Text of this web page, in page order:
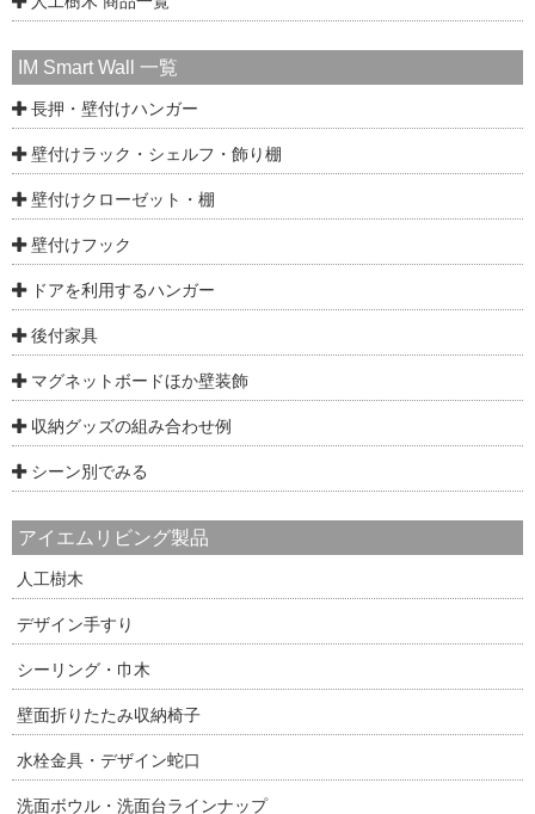
IM Smart Wall 一覧
長押・壁付けハンガー
壁付けラック・シェルフ・飾り棚
壁付けクローゼット・棚
壁付けフック
ドアを利用するハンガー
後付家具
マグネットボードほか壁装飾
収納グッズの組み合わせ例
シーン別でみる
アイエムリビング製品
人工樹木
デザイン手すり
シーリング・巾木
壁面折りたたみ収納椅子
水栓金具・デザイン蛇口
洗面ボウル・洗面台ラインナップ